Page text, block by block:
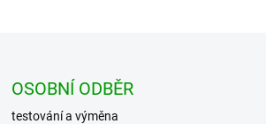
OSOBNÍ ODBĚR
testování a výměna